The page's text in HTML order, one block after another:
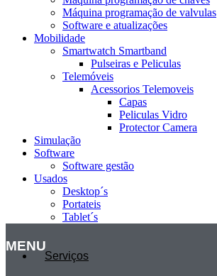
Máquina programação de valvulas
Software e atualizações
Mobilidade
Smartwatch Smartband
Pulseiras e Peliculas
Telemóveis
Acessorios Telemoveis
Capas
Peliculas Vidro
Protector Camera
Simulação
Software
Software gestão
Usados
Desktop´s
Portateis
Tablet´s
MENU
Serviços